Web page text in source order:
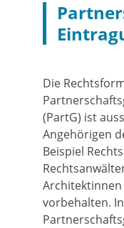
Die
(PartG) ist
Angehörigen
Beispiel
vorbehalten.